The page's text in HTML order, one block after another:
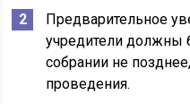
Предварительное
учредители
собрании не
проведения.